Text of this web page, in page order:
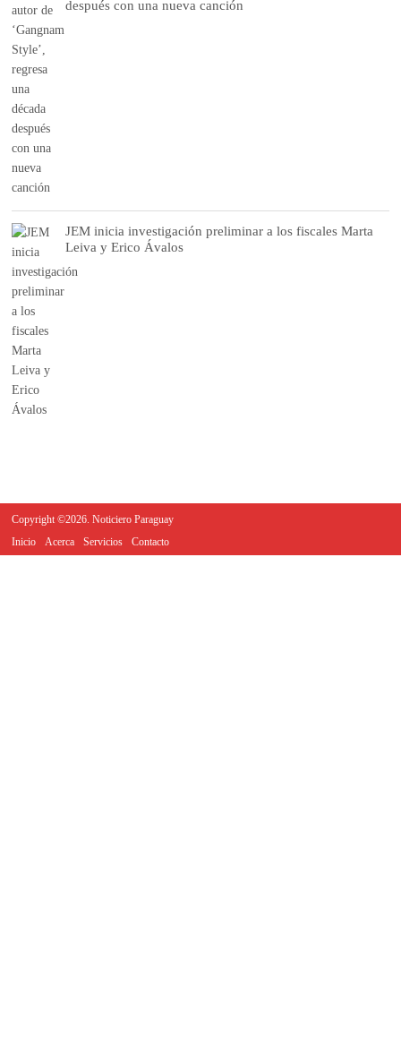
después con una nueva canción
JEM inicia investigación preliminar a los fiscales Marta
Leiva y Erico Ávalos
Copyright ©2026. Noticiero Paraguay
Inicio
Acerca Servicios Contacto